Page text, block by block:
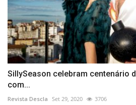
SillySeason celebram centenário
com...
Revista Descla Set 29, 2020 3706